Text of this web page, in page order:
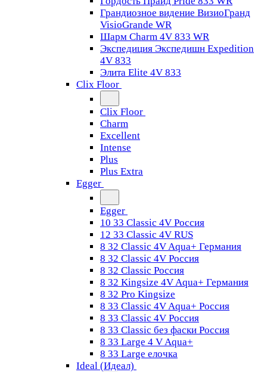
Грандиозное видение ВизиоГранд
VisioGrande WR
Шарм Charm 4V 833 WR
Экспедиция Экспедишн Expedition
4V 833
Элита Elite 4V 833
Clix Floor
Clix Floor
Charm
Excellent
Intense
Plus
Plus Extra
Egger
Egger
10 33 Classic 4V Россия
12 33 Classic 4V RUS
8 32 Classic 4V Aqua+ Германия
8 32 Classic 4V Россия
8 32 Classic Россия
8 32 Kingsize 4V Aqua+ Германия
8 32 Pro Kingsize
8 33 Classic 4V Aqua+ Россия
8 33 Classic 4V Россия
8 33 Classic без фаски Россия
8 33 Large 4 V Aqua+
8 33 Large елочка
Ideal (Идеал)